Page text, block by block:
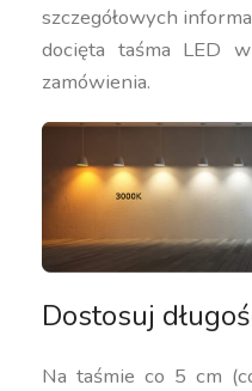
szczegółowych
docięta taśma LED
zamówienia.
Dostosuj
Na taśmie co 5 cm